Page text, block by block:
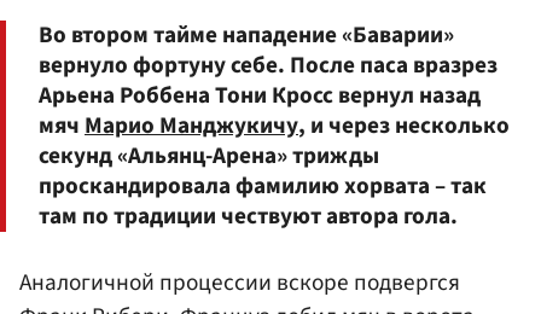
Во втором тайме нападение «Баварии»
вернуло фортуну себе. После паса вразрез
Арьена Роббена Тони Кросс вернул назад
мяч Марио Манджукичу, и через несколько
секунд «Альянц-Арена» трижды
проскандировала фамилию хорвата – так
там по традиции чествуют автора гола.
Аналогичной процессии вскоре подвергся